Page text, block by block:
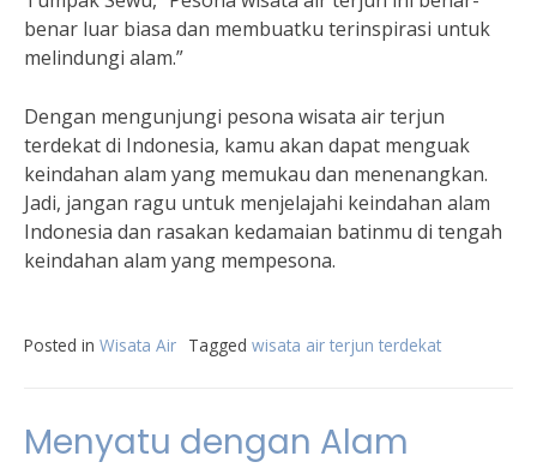
benar luar biasa dan membuatku terinspirasi untuk
melindungi alam.”
Dengan mengunjungi pesona wisata air terjun
terdekat di Indonesia, kamu akan dapat menguak
keindahan alam yang memukau dan menenangkan.
Jadi, jangan ragu untuk menjelajahi keindahan alam
Indonesia dan rasakan kedamaian batinmu di tengah
keindahan alam yang mempesona.
Posted in Wisata Air Tagged wisata air terjun terdekat
Menyatu dengan Alam